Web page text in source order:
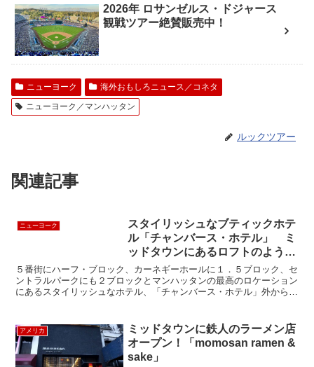
2026年 ロサンゼルス・ドジャース
観戦ツアー絶賛販売中！
ニューヨーク
海外おもしろニュース／コネタ
ニューヨーク／マンハッタン
ルックツアー
関連記事
ニューヨーク
スタイリッシュなブティックホテ
ル「チャンバース・ホテル」 ミ
ッドタウンにあるロフトのよう
な”Chambers Hotel”
５番街にハーフ・ブロック、カーネギーホールに１．５ブロック、セ
ントラルパークにも２ブロックとマンハッタンの最高のロケーション
にあるスタイリッシュなホテル、「チャンバース・ホテル」外からは
アメリカ
ミッドタウンに鉄人のラーメン店
オープン！「momosan ramen &
sake」